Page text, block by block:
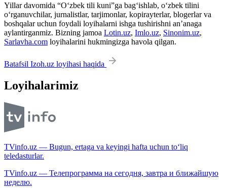
Yillar davomida “O‘zbek tili kuni”ga bag‘ishlab, o‘zbek tilini
o‘rganuvchilar, jurnalistlar, tarjimonlar, kopirayterlar, blogerlar va
boshqalar uchun foydali loyihalarni ishga tushirishni an’anaga
aylantirganmiz. Bizning jamoa Lotin.uz, Imlo.uz, Sinonim.uz,
Sarlavha.com loyihalarini hukmingizga havola qilgan.
Batafsil Izoh.uz loyihasi haqida
Loyihalarimiz
TVinfo.uz — Bugun, ertaga va keyingi hafta uchun to‘liq
teledasturlar.
TVinfo.uz — Телепрограмма на сегодня, завтра и ближайшую
неделю.